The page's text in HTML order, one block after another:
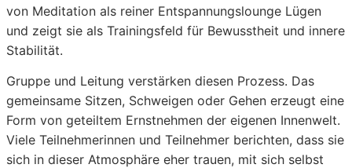
von Meditation als reiner Entspannungslounge Lügen
und zeigt sie als Trainingsfeld für Bewusstheit und innere
Stabilität.
Gruppe und Leitung verstärken diesen Prozess. Das
gemeinsame Sitzen, Schweigen oder Gehen erzeugt eine
Form von geteiltem Ernstnehmen der eigenen Innenwelt.
Viele Teilnehmerinnen und Teilnehmer berichten, dass sie
sich in dieser Atmosphäre eher trauen, mit sich selbst